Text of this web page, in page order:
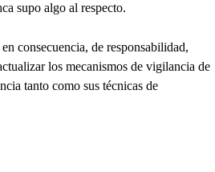
supo algo al respecto.
consecuencia, de responsabilidad,
los mecanismos de vigilancia de
tanto como sus técnicas de